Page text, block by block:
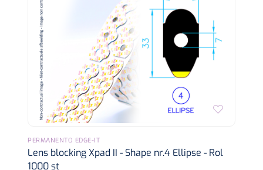
PERMANENTO EDGE-IT
Lens blocking Xpad II - Shape nr.4 Ellipse - Rol
1000 st